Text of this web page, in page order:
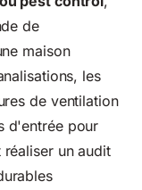
de
maison
les
de ventilation
d'entrée pour
un audit